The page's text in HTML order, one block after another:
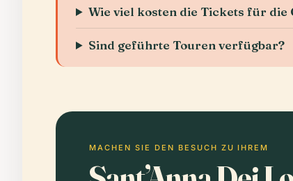
Wie viel kosten die Tickets für die
Sind geführte Touren verfügbar?
MACHEN SIE DEN BESUCH ZU IHREM